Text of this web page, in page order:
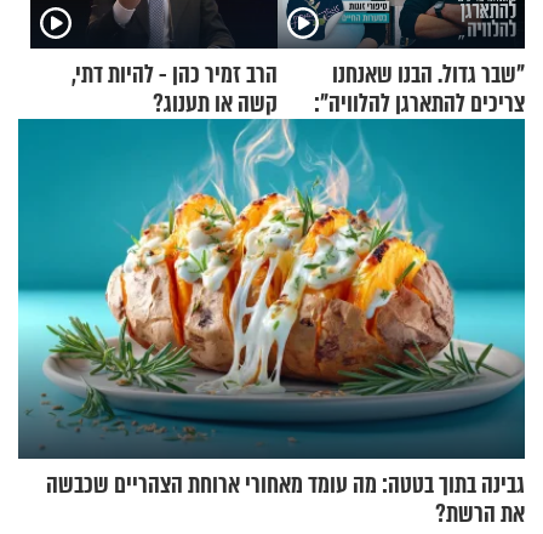
"שבר גדול. הבנו שאנחנו
צריכים להתארגן להלוויה":
זוגיות במבחן, הפעם עם מרים
הרב זמיר כהן - להיות דתי,
קשה או תענוג?
גבינה בתוך בטטה: מה עומד מאחורי ארוחת הצהריים שכבשה
את הרשת?